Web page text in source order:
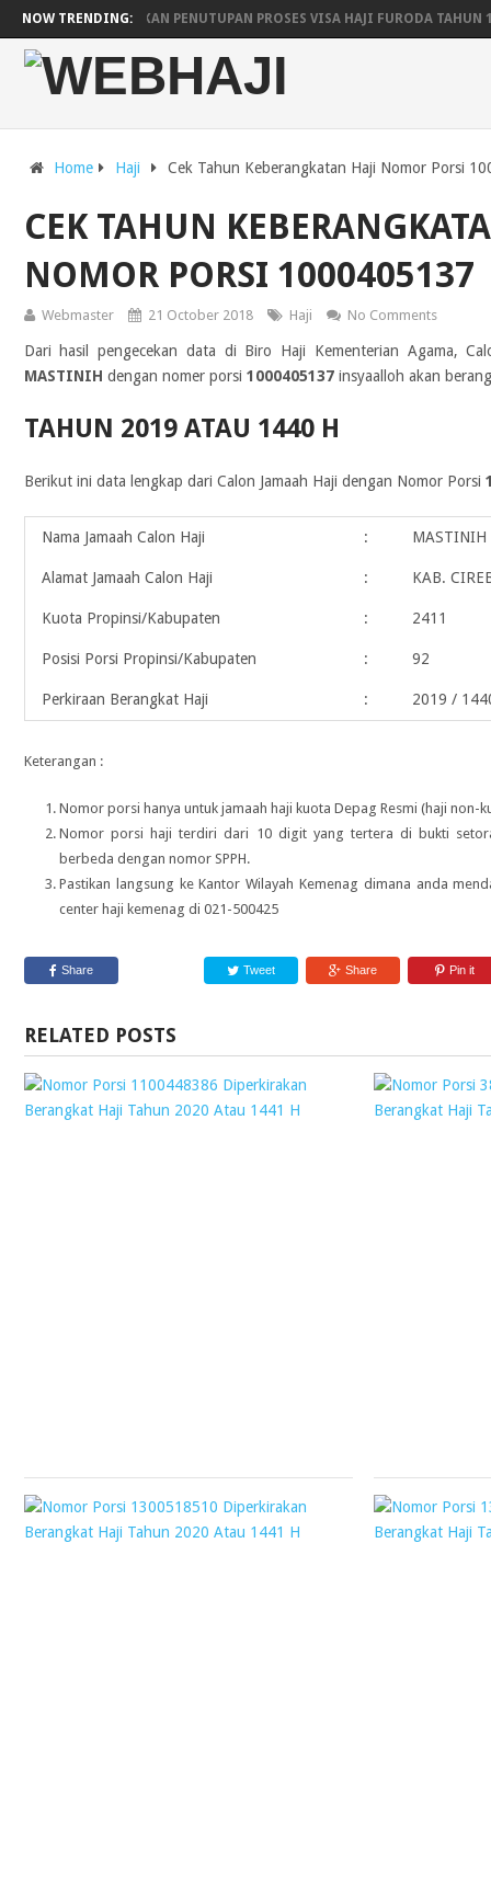
NOW TRENDING:
ARAB SAUDI UMUMKAN PENUTUPAN PROSES VISA HAJI FURODA TAHUN
JADWAL KEBERANGKATAN DAN KEPULANGAN HAJI WILAYAH
PESAWAT SAUDIA AIRLINES UNTUK LIMA EMBARKASI
Home Haji Cek Tahun Keberangkatan Haji Nomor Porsi
CEK TAHUN
NOMOR PORSI 1000405137
Webmaster 21 October 2018 Haji No Comments
Dari hasil pengecekan data di Biro Haji Kementerian Agama,
MASTINIH dengan nomer porsi 1000405137insyaalloh akan
TAHUN 2019 ATAU 1440 H
Berikut ini data lengkap dari Calon Jamaah Haji dengan Nomor Porsi
Nama Jamaah Calon Haji : MASTINIH
Alamat Jamaah Calon Haji : KAB.
Kuota Propinsi/Kabupaten : 2411
Posisi Porsi Propinsi/Kabupaten : 92
Perkiraan Berangkat Haji : 2019 /
Keterangan :
Nomor porsi hanya untuk jamaah haji kuota Depag Resmi (haji non-
Nomor porsi haji terdiri dari 10 digit yang tertera di bukti
berbeda dengan nomor SPPH.
Pastikan langsung ke Kantor Wilayah Kemenag dimana anda
center haji kemenag di 021-500425
Share Tweet Share Pin it
RELATED POSTS
NOMOR
PORSI
NOMOR
PORSI